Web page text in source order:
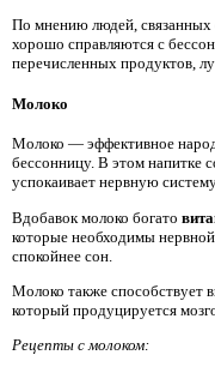
По мнению людей,
хорошо справляются с
перечисленных продуктов,
Молоко
Молоко — эффективное
бессонницу. В этом напитке
успокаивает нервную
Вдобавок молоко богато
которые необходимы
спокойнее сон.
Молоко также способствует
который продуцируется
Рецепты с молоком: